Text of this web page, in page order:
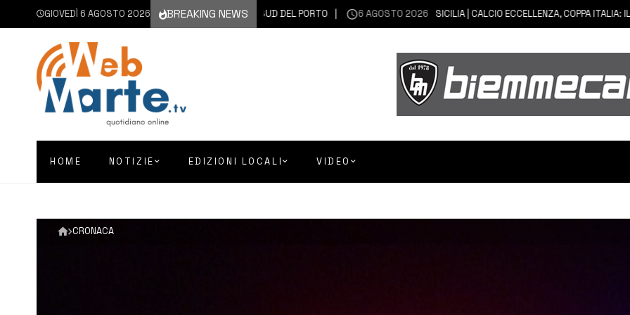
GIOVEDÌ 6 AGOSTO 2026 BREAKING NEWS
VIA AI LAVORI PER IL RIFACIMENTO DELL’INGRESSO SUD DEL PORTO 6 AGOSTO 2026 SICILIA | CALCIO ECCELLENZA, COPPA ITALIA: IL 30
HOME NOTIZIE EDIZIONI LOCALI VIDEO
CRONACA